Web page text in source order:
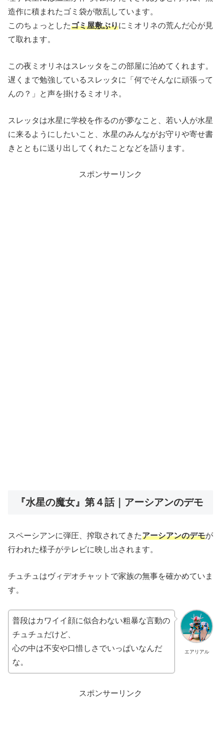
造作に積まれたゴミ袋が散乱しています。
このちょっとしたゴミ屋敷ぶりにミオリネの荒んだ心が見
て取れます。
この夜ミオリネはスレッタをこの部屋に泊めてくれます。
遅くまで勉強しているスレッタに「何でそんなに頑張って
んの？」と声を掛けるミオリネ。
スレッタは水星に学校を作るのが夢なこと、若い人が水星
に来るようにしたいこと、水星のみんながお守りや寄せ書
きとともに送り出してくれたことなどを語ります。
スポンサーリンク
『水星の魔女』第４話｜アーシアンのデモ
スペーシアンに弾圧、搾取されてきたアーシアンのデモが
行われた様子がテレビに映し出されます。
チュチュはヴィデオチャットで家族の無事を確かめていま
す。
エアリアル
普段はカワイイ顔に似合わない粗暴な言動の
チュチュだけど、
心の中は不安や口惜しさでいっぱいなんだ
な。
スポンサーリンク